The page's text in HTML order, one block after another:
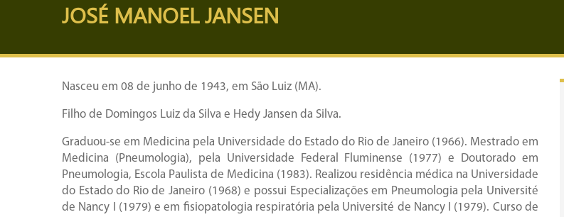
JOSÉ MANOEL JANSEN
Nasceu em 08 de junho de 1943, em São Luiz (MA).
Filho de Domingos Luiz da Silva e Hedy Jansen da Silva.
Graduou-se em Medicina pela Universidade do Estado do Rio de Janeiro (1966). Mestrado em
Medicina (Pneumologia), pela Universidade Federal Fluminense (1977) e Doutorado em
Pneumologia, Escola Paulista de Medicina (1983). Realizou residência médica na Universidade
do Estado do Rio de Janeiro (1968) e possui Especializações em Pneumologia pela Université
de Nancy I (1979) e em fisiopatologia respiratória pela Université de Nancy I (1979). Curso de